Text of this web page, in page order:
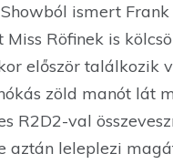
ismert Frank
Röfinek is
először találkozik
zöld manót lát
R2D2-val
aztán leleplezi